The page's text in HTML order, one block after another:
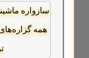
سازواره
همه